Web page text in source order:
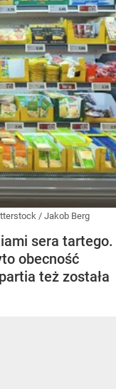
/ Jakob Berg
sera tartego.
obecność
też została